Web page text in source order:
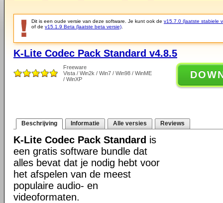
Dit is een oude versie van deze software. Je kunt ook de v15.7.0 (laatste stabiele
of de v15.1.9 Beta (laatste beta versie)
K-Lite Codec Pack Standard v4.8.5
Freeware
Vista / Win2k / Win7 / Win98 / WinME
/ WinXP
Beschrijving Informatie Alle versies Reviews
K-Lite Codec Pack Standard is
een gratis software bundle dat
alles bevat dat je nodig hebt voor
het afspelen van de meest
populaire audio- en
videoformaten.